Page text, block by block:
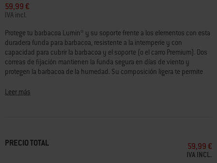
Enlace
en
la
misma
página.
59,99 €
IVA incl.
Protege tu barbacoa Lumin® y su soporte frente a los elementos con esta
duradera funda para barbacoa, resistente a la intemperie y con
capacidad para cubrir la barbacoa y el soporte (o el carro Premium). Dos
correas de fijación mantienen la funda segura en días de viento y
protegen la barbacoa de la humedad. Su composición ligera te permite
• Instalación segura con dos correas de fijación que se conectan al
Leer más
PRECIO TOTAL 59,99 €
IVA INCL.